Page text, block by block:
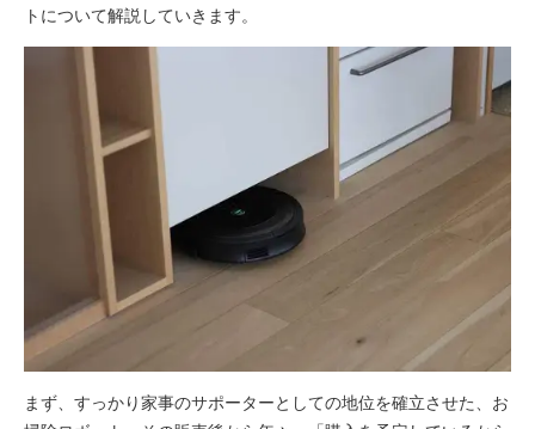
トについて解説していきます。
まず、すっかり家事のサポーターとしての地位を確立させた、お